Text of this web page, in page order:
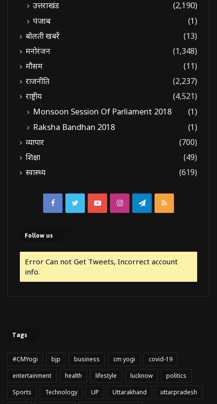
उत्तराखंड
(2,190)
पंजाब
(1)
बोलती खबरें
(13)
मनोरंजन
(1,348)
मौसम
(11)
राजनीति
(2,237)
राष्ट्रीय
(4,521)
Monsoon Session Of Parliament 2018
(1)
Raksha Bandhan 2018
(1)
व्यापार
(700)
शिक्षा
(49)
स्वास्थ्य
(619)
FacebookTwitterYouTubeInstagramTelegram
RSS
Follow us
Error Can not Get Tweets, Incorrect account
info.
Tags
#CMYogi bjp business cm yogi
covid-19
entertainment
health lifestyle lucknow
politics
Sports
Technology UP Uttarakhand uttarpradesh